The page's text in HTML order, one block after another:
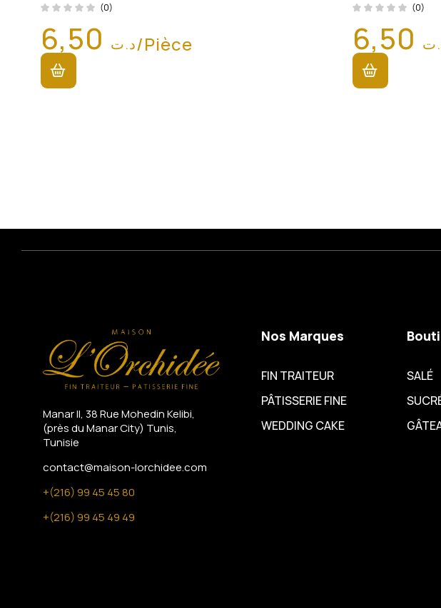
(0)
د.ت/Pièce
(0)
Manar II, 38 Rue Mohedin Kelibi,
(près du Manar City) Tunis,
Tunisie
contact@maison-lorchidee.com
+(216) 99 45 45 80
+(216) 99 45 49 49
Nos Marques
FIN TRAITEUR
PÂTISSERIE FINE
WEDDING CAKE
SALÉ